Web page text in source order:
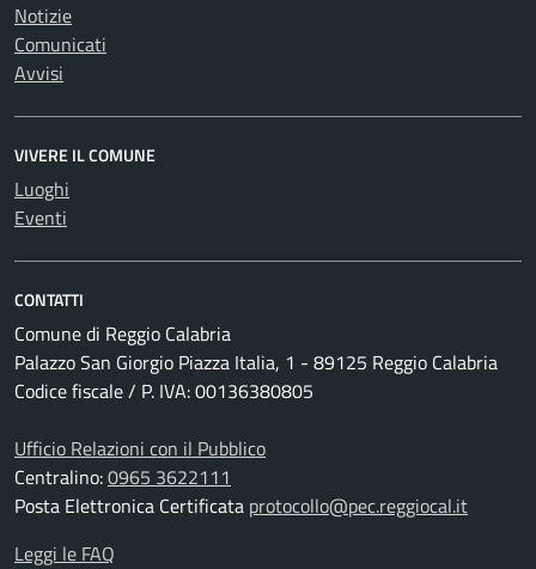
Notizie
Comunicati
Avvisi
VIVERE IL COMUNE
Luoghi
Eventi
CONTATTI
Comune di Reggio Calabria
Palazzo San Giorgio Piazza Italia, 1 - 89125 Reggio Calabria
Codice fiscale / P. IVA: 00136380805
Ufficio Relazioni con il Pubblico
Centralino:0965 3622111
Posta Elettronica Certificata protocollo@pec.reggiocal.it
Leggi le FAQ